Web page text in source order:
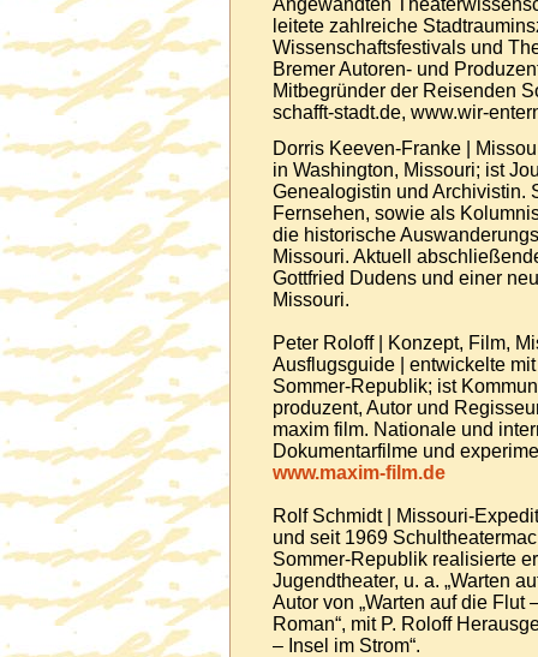
Angewandten
leitete zahlreiche
Wissenschaftsfestivals und
Bremer Autoren- und
Mitbegründer der Reisenden
schafft-stadt.de, www.wir-
Dorris Keeven-Franke |
in Washington, Missouri; ist
Genealogistin und Archivistin.
Fernsehen, sowie als
die historische
Missouri. Aktuell
Gottfried Dudens und einer
Missouri.
Peter Roloff | Konzept, Film,
Ausflugsguide | entwickelte
Sommer-Republik; ist
produzent, Autor und
maxim film. Nationale und
Dokumentarfilme und
www.maxim-film.de
Rolf Schmidt | Missouri-
und seit 1969
Sommer-Republik realisierte
Jugendtheater, u. a. „Warten
Autor von „Warten auf die Flut
Roman“, mit P. Roloff
– Insel im Strom“.